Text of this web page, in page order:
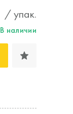
/ упак.
В наличии